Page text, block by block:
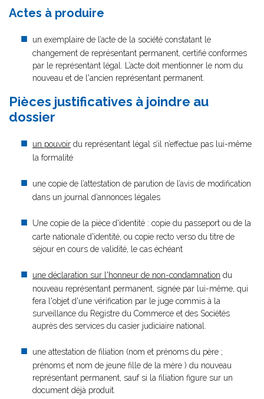
Actes à produire
un exemplaire de l’acte de la société constatant le
changement de représentant permanent, certifié conformes
par le représentant légal. L’acte doit mentionner le nom du
nouveau et de l'ancien représentant permanent.
Pièces justificatives à joindre au
dossier
un pouvoir du représentant légal s’il n’effectue pas lui-même
la formalité
une copie de l’attestation de parution de l’avis de modification
dans un journal d’annonces légales
Une copie de la pièce d'identité : copie du passeport ou de la
carte nationale d'identité, ou copie recto verso du titre de
séjour en cours de validité, le cas échéant
une déclaration sur l'honneur de non-condamnation du
nouveau représentant permanent, signée par lui-même, qui
fera l'objet d'une vérification par le juge commis à la
surveillance du Registre du Commerce et des Sociétés
auprès des services du casier judiciaire national.
une attestation de filiation (nom et prénoms du père ;
prénoms et nom de jeune fille de la mère ) du nouveau
représentant permanent, sauf si la filiation figure sur un
document déjà produit.